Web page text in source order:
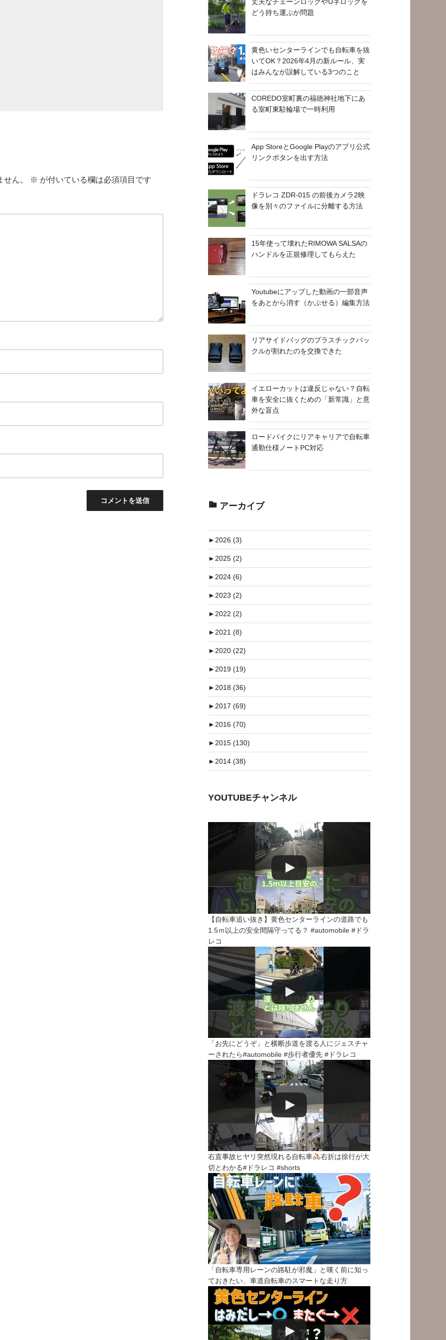
ん。 ※ が付いている欄は必須項目です
どう持ち運ぶか問題
黄色いセンターラインでも自転車を抜
いてOK？2026年4月の新ルール、実
はみんなが誤解している3つのこと
COREDO室町裏の福徳神社地下にあ
る室町東駐輪場で一時利用
App StoreとGoogle Playのアプリ公式
リンクボタンを出す方法
ドラレコ ZDR-015 の前後カメラ2映
像を別々のファイルに分離する方法
15年使って壊れたRIMOWA SALSAの
ハンドルを正規修理してもらえた
Youtubeにアップした動画の一部音声
をあとから消す（かぶせる）編集方法
リアサイドバッグのプラスチックバッ
クルが割れたのを交換できた
イエローカットは違反じゃない？自転
車を安全に抜くための「新常識」と意
外な盲点
ロードバイクにリアキャリアで自転車
通勤仕様ノートPC対応
アーカイブ
►2026 (3)
►2025 (2)
►2024 (6)
►2023 (2)
►2022 (2)
►2021 (8)
►2020 (22)
►2019 (19)
►2018 (36)
►2017 (69)
►2016 (70)
►2015 (130)
►2014 (38)
YOUTUBEチャンネル
【自転車追い抜き】黄色センターラインの道路でも
1.5ｍ以上の安全間隔守ってる？ #automobile #ドラ
レコ
「お先にどうぞ」と横断歩道を渡る人にジェスチャ
ーされたら#automobile #歩行者優先 #ドラレコ
右直事故ヒヤリ突然現れる自転車
右折は徐行が大
切とわかる#ドラレコ #shorts
「自転車専用レーンの路駐が邪魔」と嘆く前に知っ
ておきたい、車道自転車のスマートな走り方